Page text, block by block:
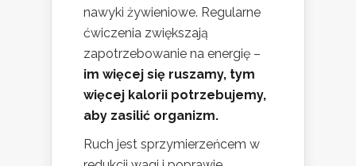
nawyki żywieniowe. Regularne
ćwiczenia zwiększają
zapotrzebowanie na energię –
im więcej się ruszamy, tym
więcej kalorii potrzebujemy,
aby zasilić organizm.
Ruch jest sprzymierzeńcem w